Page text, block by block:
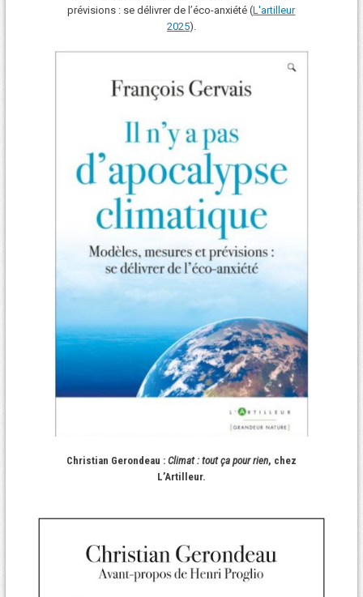
prévisions : se délivrer de l’éco-anxiété (L'artilleur
2025).
Christian Gerondeau : Climat : tout ça pour rien, chez
L’Artilleur.